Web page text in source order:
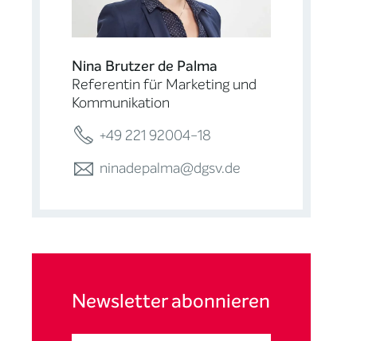
Nina Brutzer de Palma
Referentin für Marketing und
Kommunikation
+49 221 92004-18
ninadepalma@dgsv.de
Newsletter abonnieren